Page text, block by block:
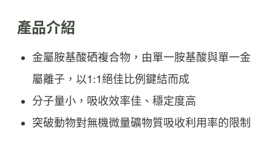
產品介紹
金屬胺基酸硒複合物，由單一胺基酸與單一金
屬離子，以1:1絕佳比例鍵結而成
分子量小，吸收效率佳、穩定度高
突破動物對無機微量礦物質吸收利用率的限制